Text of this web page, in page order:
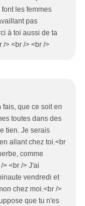
les femmes
pas
à toi aussi de ta
/> <br /> <br />
fais, que ce soit en
toutes dans des
tien. Je serais
allant chez toi.<br
comme
> <br /> J'ai
vendredi et
chez moi.<br />
que tu n'es